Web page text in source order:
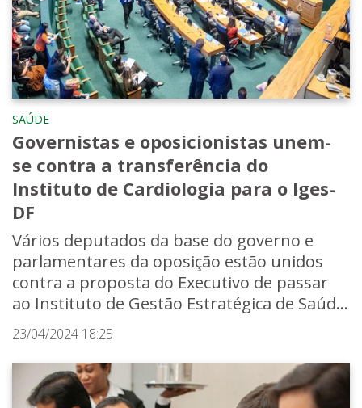
SAÚDE
Governistas e oposicionistas unem-
se contra a transferência do
Instituto de Cardiologia para o Iges-
DF
Vários deputados da base do governo e
parlamentares da oposição estão unidos
contra a proposta do Executivo de passar
ao Instituto de Gestão Estratégica de Saúd...
23/04/2024 18:25